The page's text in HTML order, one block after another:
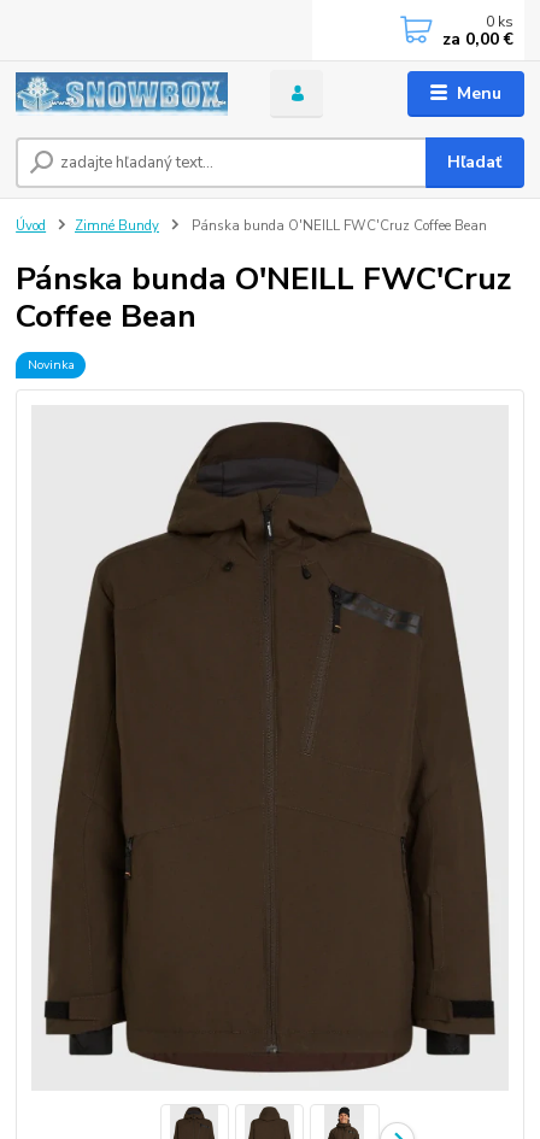
Menu
Hľadať
0 ks
za 0,00 €
Úvod Zimné Bundy Pánska bunda O'NEILL FWC'Cruz Coffee Bean
Pánska bunda O'NEILL FWC'Cruz
Coffee Bean
Novinka